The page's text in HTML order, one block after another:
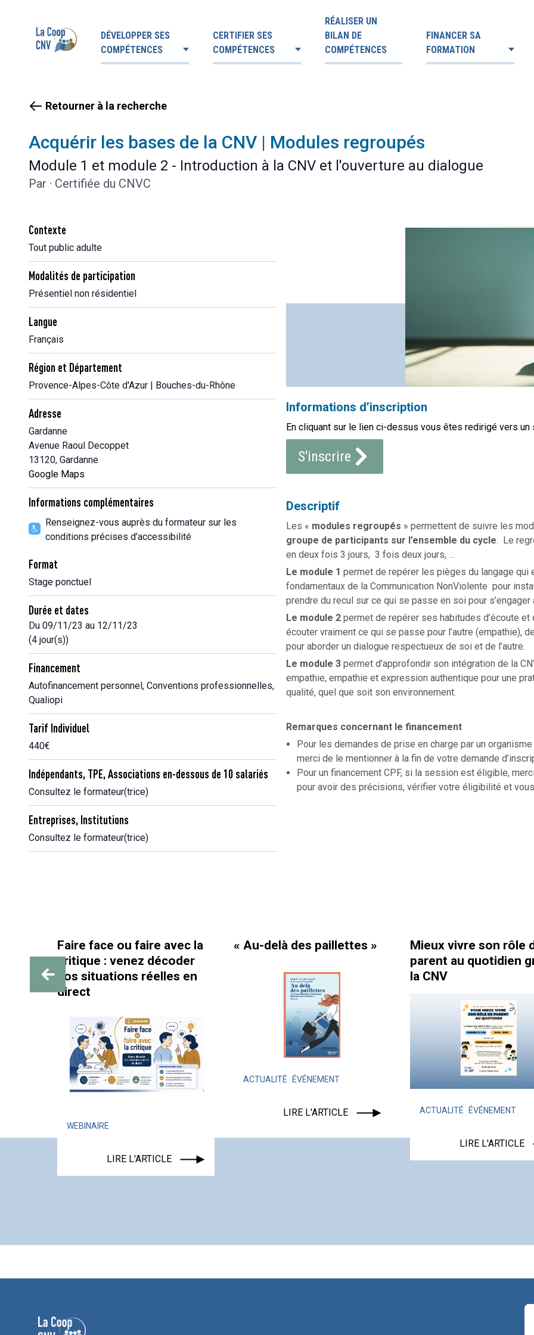
DÉVELOPPER SES
COMPÉTENCES
CERTIFIER SES
COMPÉTENCES
RÉALISER UN
BILAN DE
COMPÉTENCES
FINANCER SA
FORMATION
Retourner à la recherche
Acquérir les bases de la CNV | Modules regroupés
Module 1 et module 2 - Introduction à la CNV et l'ouverture au dialogue
Par · Certifiée du CNVC
Contexte
Tout public adulte
Modalités de participation
Présentiel non résidentiel
Langue
Français
Région et Département
Provence-Alpes-Côte d'Azur | Bouches-du-Rhône
Adresse
Gardanne
Avenue Raoul Decoppet
13120, Gardanne
Google Maps
Informations complémentaires
Renseignez-vous auprès du formateur sur les
conditions précises d’accessibilité
Format
Stage ponctuel
Durée et dates
Du 09/11/23 au 12/11/23
(4 jour(s))
Financement
Autofinancement personnel, Conventions professionnelles,
Qualiopi
Tarif Individuel
440€
Indépendants, TPE, Associations en-dessous de 10 salariés
Consultez le formateur(trice)
Entreprises, Institutions
Consultez le formateur(trice)
Informations d’inscription
En cliquant sur le lien ci-dessus vous êtes redirigé vers
S'inscrire
Descriptif
Les « modules regroupés » permettent de suivre les
groupe de participants sur l’ensemble du cycle. Le
en deux fois 3 jours, 3 fois deux jours, …
Le module 1 permet de repérer les pièges du langage qui
fondamentaux de la Communication NonViolente pour
prendre du recul sur ce qui se passe en soi pour
Le module 2 permet de repérer ses habitudes d’écoute
écouter vraiment ce qui se passe pour l’autre (empathie),
pour aborder un dialogue respectueux de soi et de l’autre.
Le module 3 permet d’approfondir son intégration de la
empathie, empathie et expression authentique pour une
qualité, quel que soit son environnement.
Remarques concernant le financement
Pour les demandes de prise en charge par un
merci de le mentionner à la fin de votre demande
Pour un financement CPF, si la session est éligible,
pour avoir des précisions, vérifier votre éligibilité et
face ou faire avec la
: venez décoder
situations réelles en
LIRE L'ARTICLE
« Au-delà des paillettes »
ACTUALITÉ ÉVÉNEMENT
LIRE L'ARTICLE
Mieux vivre son rôle de
parent au quotidien grâce à
ACTUALITÉ ÉVÉNEMENT
LIRE L'ARTICLE